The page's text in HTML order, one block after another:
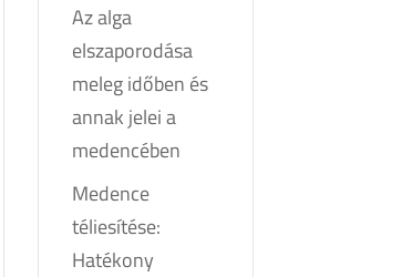
Az alga
elszaporodása
meleg időben és
annak jelei a
medencében
Medence
téliesítése:
Hatékony